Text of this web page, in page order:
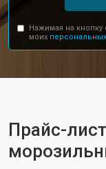
Нажимая на кнопку
моих
Прайс-